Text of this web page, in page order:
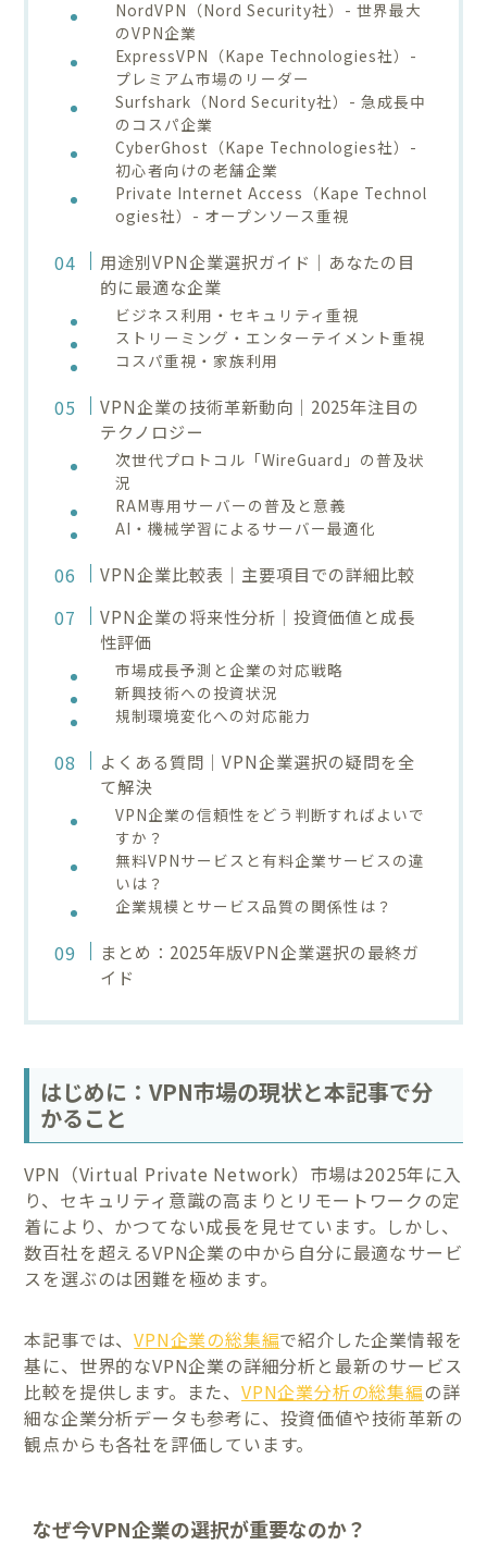
NordVPN（Nord Security社）- 世界最大
のVPN企業
ExpressVPN（Kape Technologies社）-
プレミアム市場のリーダー
Surfshark（Nord Security社）- 急成長中
のコスパ企業
CyberGhost（Kape Technologies社）-
初心者向けの老舗企業
Private Internet Access（Kape Technol
ogies社）- オープンソース重視
用途別VPN企業選択ガイド｜あなたの目
的に最適な企業
ビジネス利用・セキュリティ重視
ストリーミング・エンターテイメント重視
コスパ重視・家族利用
VPN企業の技術革新動向｜2025年注目の
テクノロジー
次世代プロトコル「WireGuard」の普及状
況
RAM専用サーバーの普及と意義
AI・機械学習によるサーバー最適化
VPN企業比較表｜主要項目での詳細比較
VPN企業の将来性分析｜投資価値と成長
性評価
市場成長予測と企業の対応戦略
新興技術への投資状況
規制環境変化への対応能力
よくある質問｜VPN企業選択の疑問を全
て解決
VPN企業の信頼性をどう判断すればよいで
すか？
無料VPNサービスと有料企業サービスの違
いは？
企業規模とサービス品質の関係性は？
まとめ：2025年版VPN企業選択の最終ガ
イド
はじめに：VPN市場の現状と本記事で分
かること
VPN（Virtual Private Network）市場は2025年に入
り、セキュリティ意識の高まりとリモートワークの定
着により、かつてない成長を見せています。しかし、
数百社を超えるVPN企業の中から自分に最適なサービ
スを選ぶのは困難を極めます。
本記事では、VPN企業の総集編で紹介した企業情報を
基に、世界的なVPN企業の詳細分析と最新のサービス
比較を提供します。また、VPN企業分析の総集編の詳
細な企業分析データも参考に、投資価値や技術革新の
観点からも各社を評価しています。
なぜ今VPN企業の選択が重要なのか？